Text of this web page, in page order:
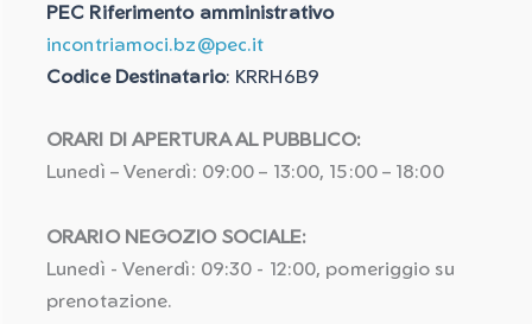
PEC Riferimento amministrativo
incontriamoci.bz@pec.it
Codice Destinatario: KRRH6B9
ORARI DI APERTURA AL PUBBLICO:
Lunedì – Venerdì: 09:00 – 13:00, 15:00 – 18:00
ORARIO NEGOZIO SOCIALE:
Lunedì - Venerdì: 09:30 - 12:00, pomeriggio su
prenotazione.